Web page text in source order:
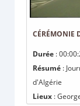
CÉRÉMONIE
Durée :
Résumé :
d'Algérie
Lieux :